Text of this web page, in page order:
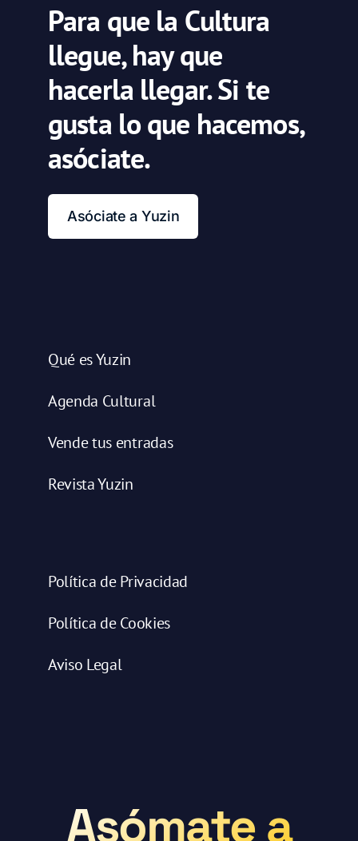
Para que la Cultura
llegue, hay que
hacerla llegar. Si te
gusta lo que hacemos,
asóciate.
Asóciate a Yuzin
Qué es Yuzin
Agenda Cultural
Vende tus entradas
Revista Yuzin
Política de Privacidad
Política de Cookies
Aviso Legal
Asómate a